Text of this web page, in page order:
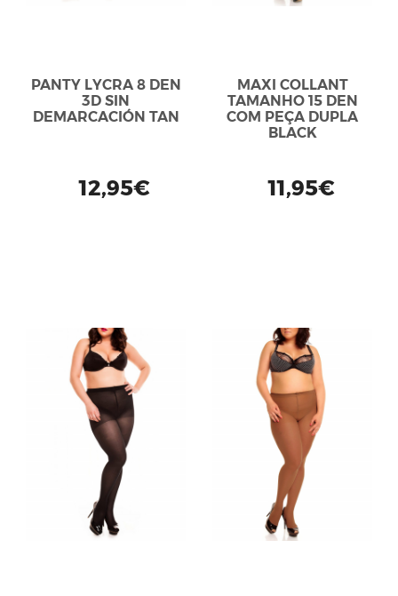
PANTY LYCRA 8 DEN
3D SIN
DEMARCACIÓN TAN
12,95€
MAXI COLLANT
TAMANHO 15 DEN
COM PEÇA DUPLA
BLACK
11,95€